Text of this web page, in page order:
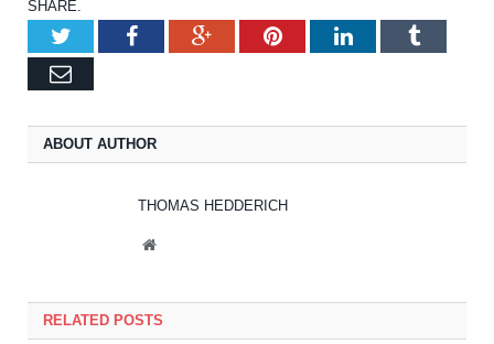
SHARE.
TwitterFacebookGoogle+PinterestLinkedInTumblr
Email
ABOUT AUTHOR
THOMAS HEDDERICH
Website
RELATED POSTS